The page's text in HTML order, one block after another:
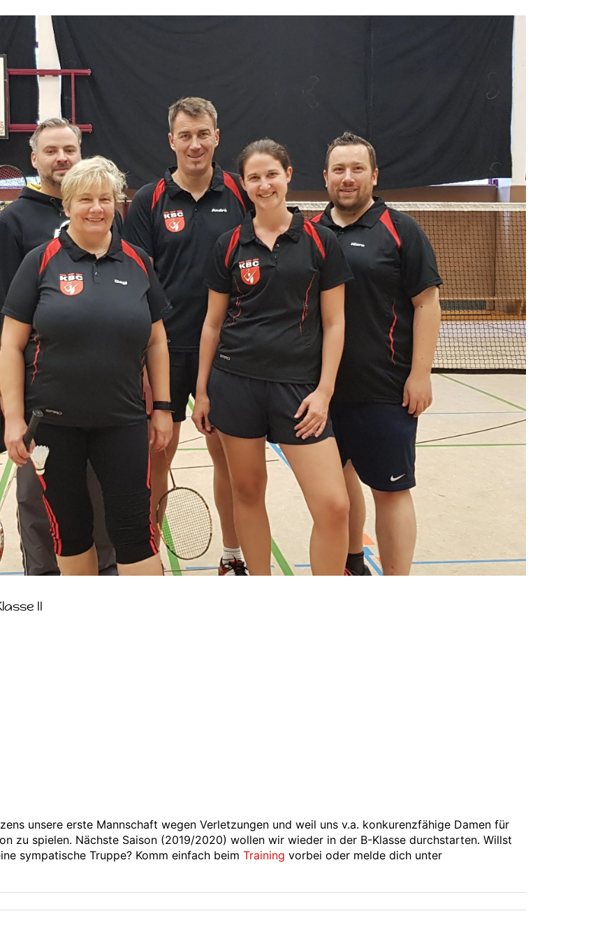
II
unsere erste Mannschaft wegen Verletzungen und weil uns v.a. konkurenzfähige Damen für
zu spielen. Nächste Saison (2019/2020) wollen wir wieder in der B-Klasse durchstarten. Willst
sympatische Truppe? Komm einfach beimTraining vorbei oder melde dich unter